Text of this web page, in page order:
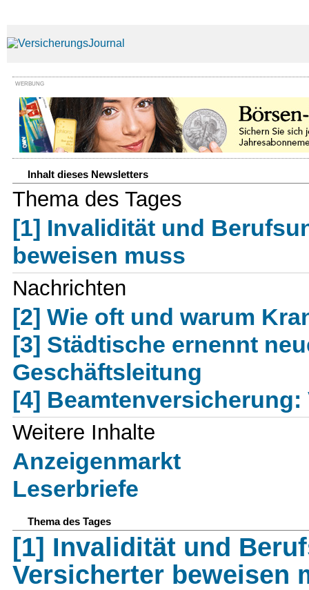
WERBUNG
Inhalt dieses Newsletters
Thema des Tages
[1] Invalidität und
beweisen muss
Nachrichten
[2] Wie oft und warum
[3] Städtische ernennt
Geschäftsleitung
[4]
Weitere Inhalte
Anzeigenmarkt
Leserbriefe
Thema des Tages
[1] Invalidität und
Versicherter beweisen